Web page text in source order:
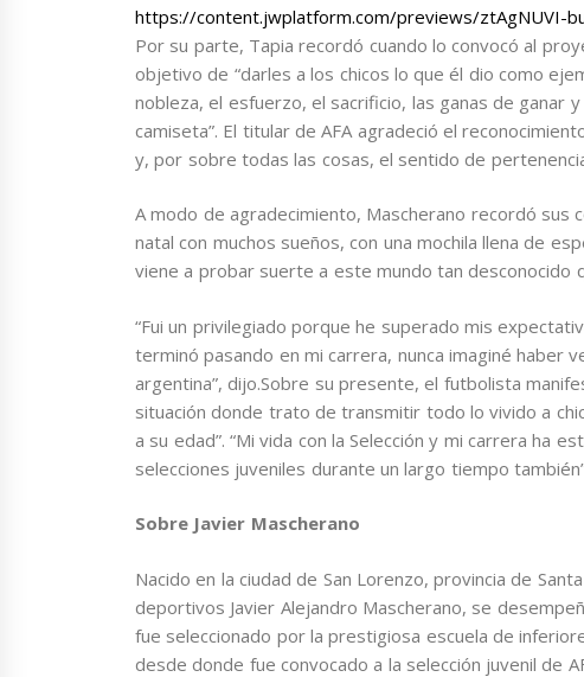
https://content.jwplatform.com/previews/ztAgNUVI-
Por su parte, Tapia recordó cuando lo convocó al
objetivo de “darles a los chicos lo que él dio como
nobleza, el esfuerzo, el sacrificio, las ganas de ganar
camiseta”. El titular de AFA agradeció el
y, por sobre todas las cosas, el sentido de
A modo de agradecimiento, Mascherano recordó sus
natal con muchos sueños, con una mochila llena de
viene a probar suerte a este mundo tan desconocido
“Fui un privilegiado porque he superado mis
terminó pasando en mi carrera, nunca imaginé haber
argentina”, dijo.Sobre su presente, el futbolista
situación donde trato de transmitir todo lo vivido a
a su edad”. “Mi vida con la Selección y mi carrera ha
selecciones juveniles durante un largo tiempo
Sobre Javier Mascherano
Nacido en la ciudad de San Lorenzo, provincia de
deportivos Javier Alejandro Mascherano, se
fue seleccionado por la prestigiosa escuela de
desde donde fue convocado a la selección juvenil de